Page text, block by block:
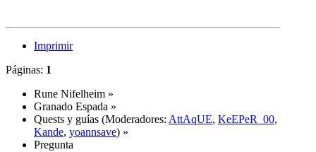
Imprimir
Páginas: 1
Rune Nifelheim »
Granado Espada »
Quests y guías (Moderadores: AttAqUE, KeEPeR_00,
Kande, yoannsave) »
Pregunta